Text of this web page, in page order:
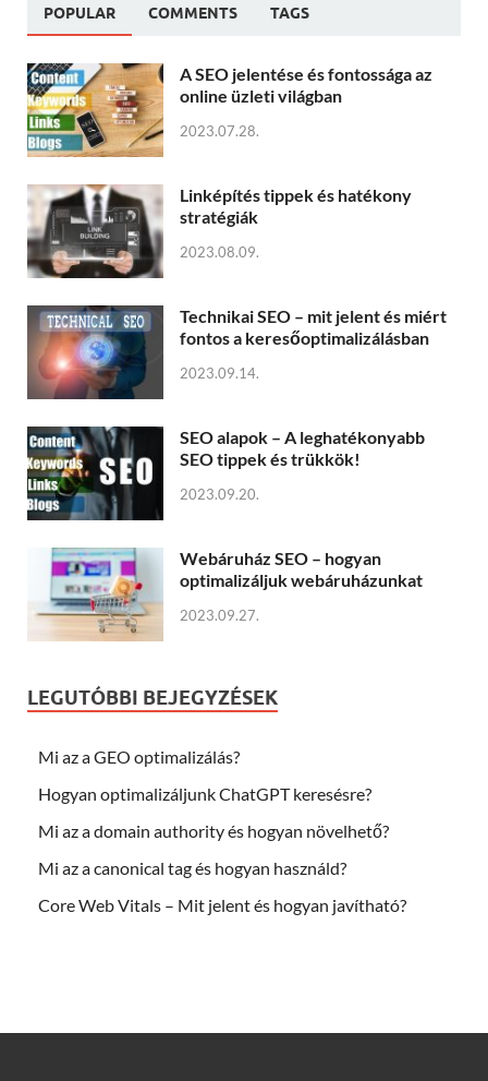
POPULAR COMMENTS TAGS
A SEO jelentése és fontossága az
online üzleti világban
2023.07.28.
Linképítés tippek és hatékony
stratégiák
2023.08.09.
Technikai SEO – mit jelent és miért
fontos a keresőoptimalizálásban
2023.09.14.
SEO alapok – A leghatékonyabb
SEO tippek és trükkök!
2023.09.20.
Webáruház SEO – hogyan
optimalizáljuk webáruházunkat
2023.09.27.
LEGUTÓBBI BEJEGYZÉSEK
Mi az a GEO optimalizálás?
Hogyan optimalizáljunk ChatGPT keresésre?
Mi az a domain authority és hogyan növelhető?
Mi az a canonical tag és hogyan használd?
Core Web Vitals – Mit jelent és hogyan javítható?